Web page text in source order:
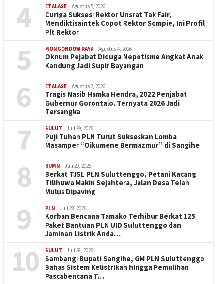
4 ETALASE Agustus 5, 2026
Curiga Suksesi Rektor Unsrat Tak Fair,
Mendiktisaintek Copot Rektor Sompie, Ini Profil
Plt Rektor
5 MONGONDOW RAYA Agustus 4, 2026
Oknum Pejabat Diduga Nepotisme Angkat Anak
Kandung Jadi Supir Bayangan
6 ETALASE Agustus 3, 2026
Tragis Nasib Hamka Hendra, 2022 Penjabat
Gubernur Gorontalo. Ternyata 2026 Jadi
Tersangka
7 SULUT Juli 29, 2026
Puji Tuhan PLN Turut Sukseskan Lomba
Masamper “Oikumene Bermazmur” di Sangihe
8 BUMN Juli 29, 2026
Berkat TJSL PLN Suluttenggo, Petani Kacang
Tilihuwa Makin Sejahtera, Jalan Desa Telah
Mulus Dipaving
9 PLN Juli 28, 2026
Korban Bencana Tamako Terhibur Berkat 125
Paket Bantuan PLN UID Suluttenggo dan
Jaminan Listrik Anda…
10 SULUT Juli 28, 2026
Sambangi Bupati Sangihe, GM PLN Suluttenggo
Bahas Sistem Kelistrikan hingga Pemulihan
Pascabencana T…